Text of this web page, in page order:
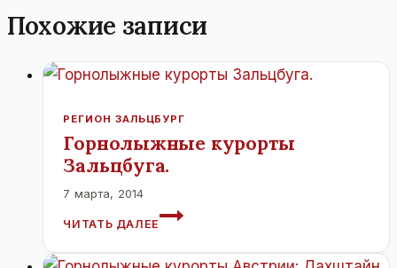
Похожие записи
РЕГИОН ЗАЛЬЦБУРГ
Горнолыжные курорты
Зальцбуга.
7 марта, 2014
ЧИТАТЬ ДАЛЕЕ
ГОРНОЛЫЖНЫЕ